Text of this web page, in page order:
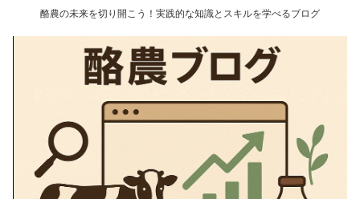
酪農の未来を切り開こう！実践的な知識とスキルを学べるブログ